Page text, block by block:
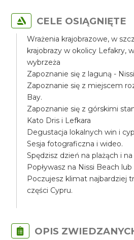
CELE OSIĄGNIĘTE
Wrażenia krajobrazowe, w
krajobrazy w okolicy Lefakry,
wybrzeża
Zapoznanie się z laguną -
Zapoznanie się z miejscem
Bay.
Zapoznanie się z górskimi
Kato Dris i Lefkara
Degustacja lokalnych win i
Sesja fotograficzna i wideo.
Spędzisz dzień na plażąch i
Popływasz na Nissi Beach
Poczujesz klimat najbardziej
części Cypru.
OPIS